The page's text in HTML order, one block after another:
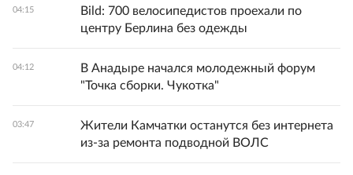
04:15
Bild: 700 велосипедистов проехали по
центру Берлина без одежды
04:12
В Анадыре начался молодежный форум
"Точка сборки. Чукотка"
03:47
Жители Камчатки останутся без интернета
из-за ремонта подводной ВОЛС